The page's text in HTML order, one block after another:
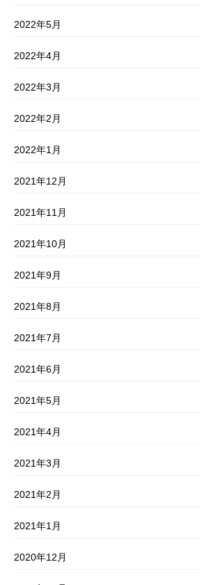
2022年5月
2022年4月
2022年3月
2022年2月
2022年1月
2021年12月
2021年11月
2021年10月
2021年9月
2021年8月
2021年7月
2021年6月
2021年5月
2021年4月
2021年3月
2021年2月
2021年1月
2020年12月